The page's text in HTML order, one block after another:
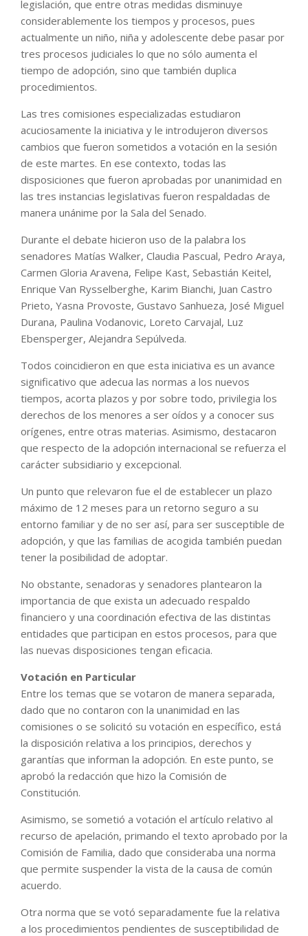
legislación, que entre otras medidas disminuye
considerablemente los tiempos y procesos, pues
actualmente un niño, niña y adolescente debe pasar por
tres procesos judiciales lo que no sólo aumenta el
tiempo de adopción, sino que también duplica
procedimientos.
Las tres comisiones especializadas estudiaron
acuciosamente la iniciativa y le introdujeron diversos
cambios que fueron sometidos a votación en la sesión
de este martes. En ese contexto, todas las
disposiciones que fueron aprobadas por unanimidad en
las tres instancias legislativas fueron respaldadas de
manera unánime por la Sala del Senado.
Durante el debate hicieron uso de la palabra los
senadores Matías Walker, Claudia Pascual, Pedro Araya,
Carmen Gloria Aravena, Felipe Kast, Sebastián Keitel,
Enrique Van Rysselberghe, Karim Bianchi, Juan Castro
Prieto, Yasna Provoste, Gustavo Sanhueza, José Miguel
Durana, Paulina Vodanovic, Loreto Carvajal, Luz
Ebensperger, Alejandra Sepúlveda.
Todos coincidieron en que esta iniciativa es un avance
significativo que adecua las normas a los nuevos
tiempos, acorta plazos y por sobre todo, privilegia los
derechos de los menores a ser oídos y a conocer sus
orígenes, entre otras materias. Asimismo, destacaron
que respecto de la adopción internacional se refuerza el
carácter subsidiario y excepcional.
Un punto que relevaron fue el de establecer un plazo
máximo de 12 meses para un retorno seguro a su
entorno familiar y de no ser así, para ser susceptible de
adopción, y que las familias de acogida también puedan
tener la posibilidad de adoptar.
No obstante, senadoras y senadores plantearon la
importancia de que exista un adecuado respaldo
financiero y una coordinación efectiva de las distintas
entidades que participan en estos procesos, para que
las nuevas disposiciones tengan eficacia.
Votación en Particular
Entre los temas que se votaron de manera separada,
dado que no contaron con la unanimidad en las
comisiones o se solicitó su votación en específico, está
la disposición relativa a los principios, derechos y
garantías que informan la adopción. En este punto, se
aprobó la redacción que hizo la Comisión de
Constitución.
Asimismo, se sometió a votación el artículo relativo al
recurso de apelación, primando el texto aprobado por la
Comisión de Familia, dado que consideraba una norma
que permite suspender la vista de la causa de común
acuerdo.
Otra norma que se votó separadamente fue la relativa
a los procedimientos pendientes de susceptibilidad de